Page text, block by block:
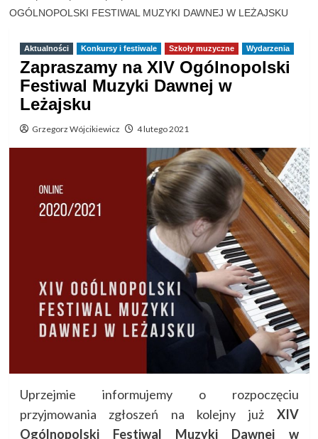
OGÓLNOPOLSKI FESTIWAL MUZYKI DAWNEJ W LEŻAJSKU
Aktualności Konkursy i festiwale Szkoły muzyczne Wydarzenia
Zapraszamy na XIV Ogólnopolski
Festiwal Muzyki Dawnej w
Leżajsku
Grzegorz Wójcikiewicz 4 lutego 2021
Uprzejmie informujemy o rozpoczęciu
przyjmowania zgłoszeń na kolejny już XIV
Ogólnopolski Festiwal Muzyki Dawnej w